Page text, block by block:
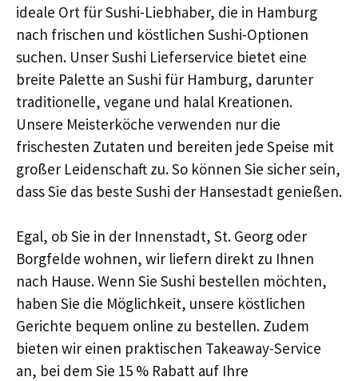
ideale Ort für Sushi-Liebhaber, die in Hamburg
nach frischen und köstlichen Sushi-Optionen
suchen. Unser Sushi Lieferservice bietet eine
breite Palette an Sushi für Hamburg, darunter
traditionelle, vegane und halal Kreationen.
Unsere Meisterköche verwenden nur die
frischesten Zutaten und bereiten jede Speise mit
großer Leidenschaft zu. So können Sie sicher sein,
dass Sie das beste Sushi der Hansestadt genießen.
Egal, ob Sie in der Innenstadt, St. Georg oder
Borgfelde wohnen, wir liefern direkt zu Ihnen
nach Hause. Wenn Sie Sushi bestellen möchten,
haben Sie die Möglichkeit, unsere köstlichen
Gerichte bequem online zu bestellen. Zudem
bieten wir einen praktischen Takeaway-Service
an, bei dem Sie 15 % Rabatt auf Ihre